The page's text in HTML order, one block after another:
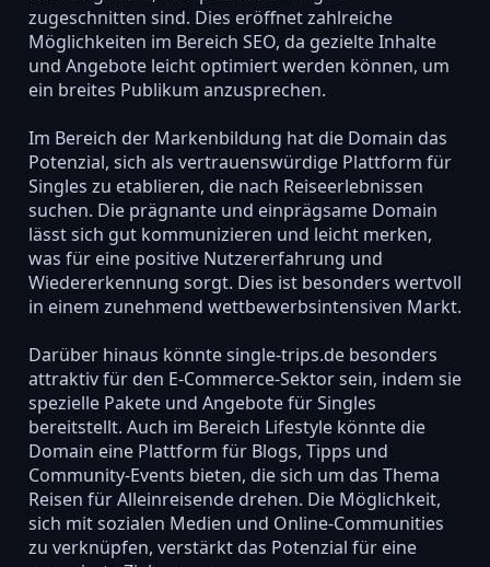
zugeschnitten sind. Dies eröffnet zahlreiche
Möglichkeiten im Bereich SEO, da gezielte Inhalte
und Angebote leicht optimiert werden können, um
ein breites Publikum anzusprechen.
Im Bereich der Markenbildung hat die Domain das
Potenzial, sich als vertrauenswürdige Plattform für
Singles zu etablieren, die nach Reiseerlebnissen
suchen. Die prägnante und einprägsame Domain
lässt sich gut kommunizieren und leicht merken,
was für eine positive Nutzererfahrung und
Wiedererkennung sorgt. Dies ist besonders wertvoll
in einem zunehmend wettbewerbsintensiven Markt.
Darüber hinaus könnte single-trips.de besonders
attraktiv für den E-Commerce-Sektor sein, indem sie
spezielle Pakete und Angebote für Singles
bereitstellt. Auch im Bereich Lifestyle könnte die
Domain eine Plattform für Blogs, Tipps und
Community-Events bieten, die sich um das Thema
Reisen für Alleinreisende drehen. Die Möglichkeit,
sich mit sozialen Medien und Online-Communities
zu verknüpfen, verstärkt das Potenzial für eine